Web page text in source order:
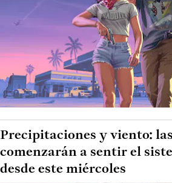
Precipitaciones y viento:
comenzarán a sentir el
desde este miércoles